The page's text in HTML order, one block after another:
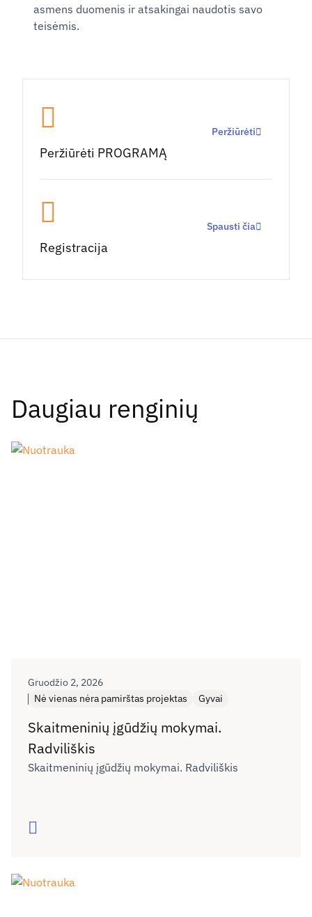
asmens duomenis ir atsakingai naudotis savo
teisėmis.
Peržiūrėti PROGRAMĄ
Peržiūrėti
Registracija
Spausti čia
Daugiau renginių
Gruodžio 2, 2026
Nė vienas nėra pamirštas projektas
Gyvai
Skaitmeninių įgūdžių mokymai.
Radviliškis
Skaitmeninių įgūdžių mokymai. Radviliškis
Skaityti